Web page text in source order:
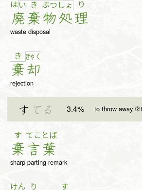
は い
廃
き
棄
ぶつ
物
しょ
処
り
理
waste disposal
き
棄
きゃ く
却
rejection
す てる 3.4% to throw away
す
棄
てことば
言葉
sharp parting remark
けん り す